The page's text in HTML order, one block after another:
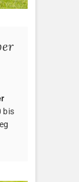
bis